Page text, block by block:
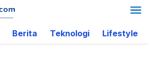
Berita Teknologi Lifestyle